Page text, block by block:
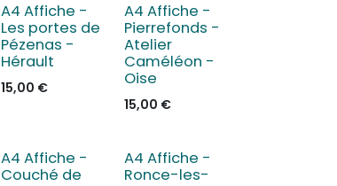
A4 Affiche -
Les portes de
Pézenas -
Hérault
15,00 €
A4 Affiche -
Pierrefonds -
Atelier
Caméléon -
Oise
15,00 €
A4 Affiche -
Couché de
A4 Affiche -
Ronce-les-